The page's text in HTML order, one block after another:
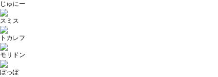
じゅにー
スミス
トカレフ
モリドン
ぽっぽ